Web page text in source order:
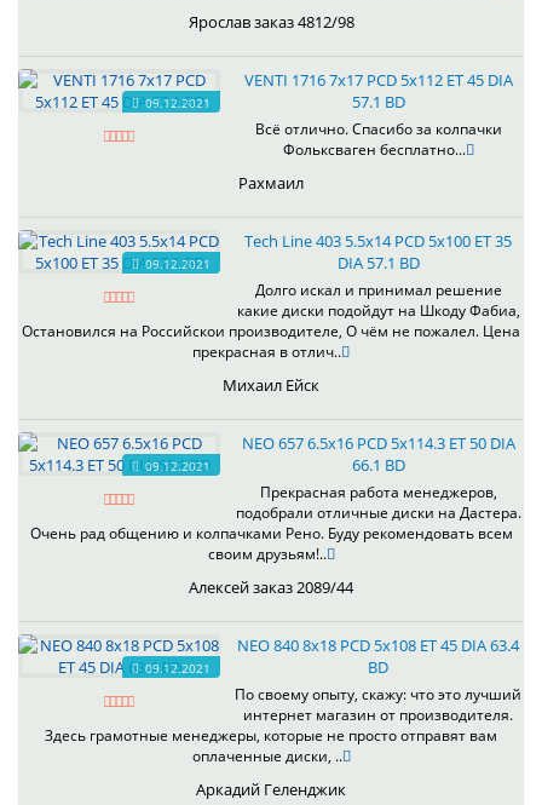
Ярослав заказ 4812/98
09.12.2021
VENTI 1716 7x17 PCD 5x112 ET 45 DIA
57.1 BD
Всё отлично. Спасибо за колпачки
Фольксваген бесплатно...
Рахмаил
09.12.2021
Tech Line 403 5.5x14 PCD 5x100 ET 35
DIA 57.1 BD
Долго искал и принимал решение
какие диски подойдут на Шкоду Фабиа,
Остановился на Российскои производителе, О чём не пожалел. Цена
прекрасная в отлич..
Михаил Ейск
09.12.2021
NEO 657 6.5x16 PCD 5x114.3 ET 50 DIA
66.1 BD
Прекрасная работа менеджеров,
подобрали отличные диски на Дастера.
Очень рад общению и колпачками Рено. Буду рекомендовать всем
своим друзьям!..
Алексей заказ 2089/44
09.12.2021
NEO 840 8x18 PCD 5x108 ET 45 DIA 63.4
BD
По своему опыту, скажу: что это лучший
интернет магазин от производителя.
Здесь грамотные менеджеры, которые не просто отправят вам
оплаченные диски, ..
Аркадий Геленджик